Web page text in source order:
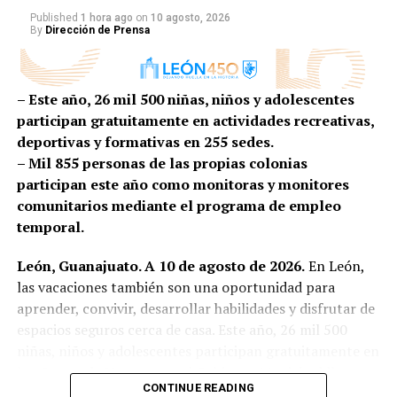
capacitación consolida la integración del Catálogo de
Apoyos Sociales Municipales 2024–2027.
“Atender a las y los leoneses es estar bien
preparados, conocer nuestros procesos, actuar con
transparencia, pero también escuchar, atender y
responder con soluciones. Con Fuerza León y Quiero
a León buscamos fortalecer la visión de servicio que
nos caracteriza: Servir con el corazón, pero también
con la mente y la preparación para los mejores
resultados”, agregó.
Más coordinación, mejores resultados
A la fecha, Fuerza León ha logrado 1,166 intervenciones
integrales y 4 mil 050 apoyos en gestiones, resultados
trabajo profesional y la coordinación real entre
Published 1 hora ago on 10 agosto, 2026
By Dirección de Prensa
– Este año, 26 mil 500 niñas, niños y adolescentes
participan gratuitamente en actividades recreativas,
deportivas y formativas en 255 sedes.
– Mil 855 personas de las propias colonias
participan este año como monitoras y monitores
comunitarios mediante el programa de empleo
temporal.
León, Guanajuato. A 10 de agosto de 2026.En León,
las vacaciones también son una oportunidad para
aprender, convivir, desarrollar habilidades y disfrutar de
espacios seguros cerca de casa. Este año, 26 mil 500
los Cursos de Verano que el Gobierno Municipal lleva a
CONTINUE READING